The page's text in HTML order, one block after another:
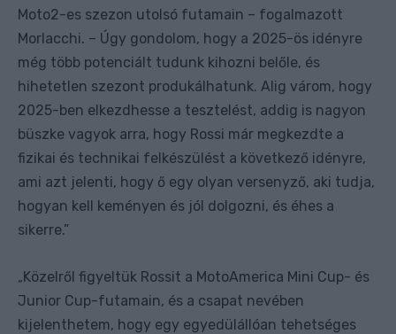
Moto2-es szezon utolsó futamain – fogalmazott
Morlacchi. – Úgy gondolom, hogy a 2025-ös idényre
még több potenciált tudunk kihozni belőle, és
hihetetlen szezont produkálhatunk. Alig várom, hogy
2025-ben elkezdhesse a tesztelést, addig is nagyon
büszke vagyok arra, hogy Rossi már megkezdte a
fizikai és technikai felkészülést a következő idényre,
ami azt jelenti, hogy ő egy olyan versenyző, aki tudja,
hogyan kell keményen és jól dolgozni, és éhes a
sikerre.”
„Közelről figyeltük Rossit a MotoAmerica Mini Cup- és
Junior Cup-futamain, és a csapat nevében
kijelenthetem, hogy egy egyedülállóan tehetséges